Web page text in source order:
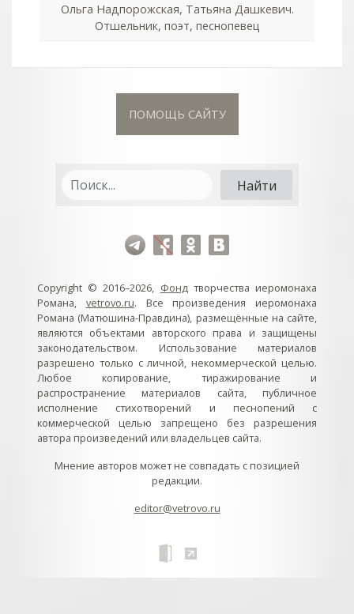
Ольга Надпорожская, Татьяна Дашкевич.
Отшельник, поэт, песнопевец
ПОМОЩЬ САЙТУ
Copyright © 2016–2026, Фондтворчества иеромонаха
Романа, vetrovo.ru. Все произведения иеромонаха
Романа (Матюшина-Правдина), размещённые на сайте,
являются объектами авторского права и защищены
законодательством. Использование материалов
разрешено только с личной, некоммерческой целью.
Любое копирование, тиражирование и
распространение материалов сайта, публичное
исполнение стихотворений и песнопений с
коммерческой целью запрещено без разрешения
автора произведений или владельцев сайта.
Мнение авторов может не совпадать с позицией
редакции.
editor@vetrovo.ru